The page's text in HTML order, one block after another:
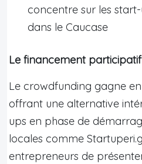
concentre sur les
dans le Caucase
Le financement participatif
Le crowdfunding gagne
offrant une alternative
ups en phase de
locales comme
entrepreneurs de